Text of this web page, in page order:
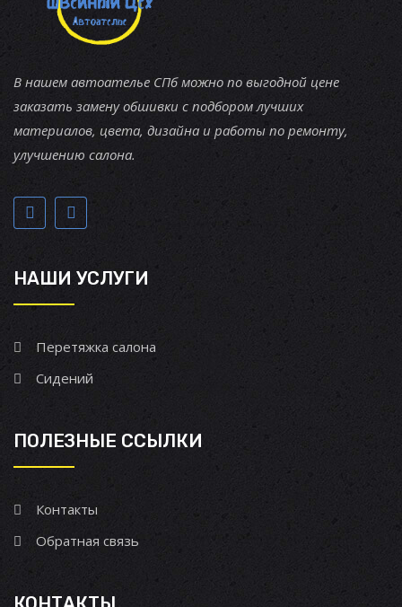
В нашем автоателье СПб можно по выгодной цене
заказать замену обшивки с подбором лучших
материалов, цвета, дизайна и работы по ремонту,
улучшению салона.
НАШИ УСЛУГИ
Перетяжка салона
Сидений
ПОЛЕЗНЫЕ ССЫЛКИ
Контакты
Обратная связь